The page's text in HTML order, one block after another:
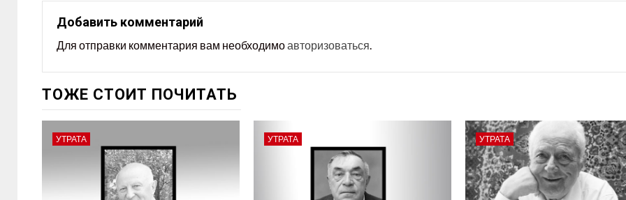
Добавить комментарий
Для отправки комментария вам необходимоавторизоваться.
ТОЖЕ СТОИТ ПОЧИТАТЬ
УТРАТА УТРАТА УТРАТА